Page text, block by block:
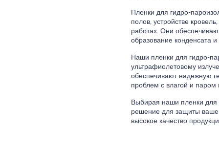
Пленки для гидро-
полов, устройстве
работах. Они
образование конденсата и
Наши пленки для гидро-
ультрафиолетовому
обеспечивают надежную
проблем с влагой и паром
Выбирая наши пленки для
решение для защиты
высокое качество